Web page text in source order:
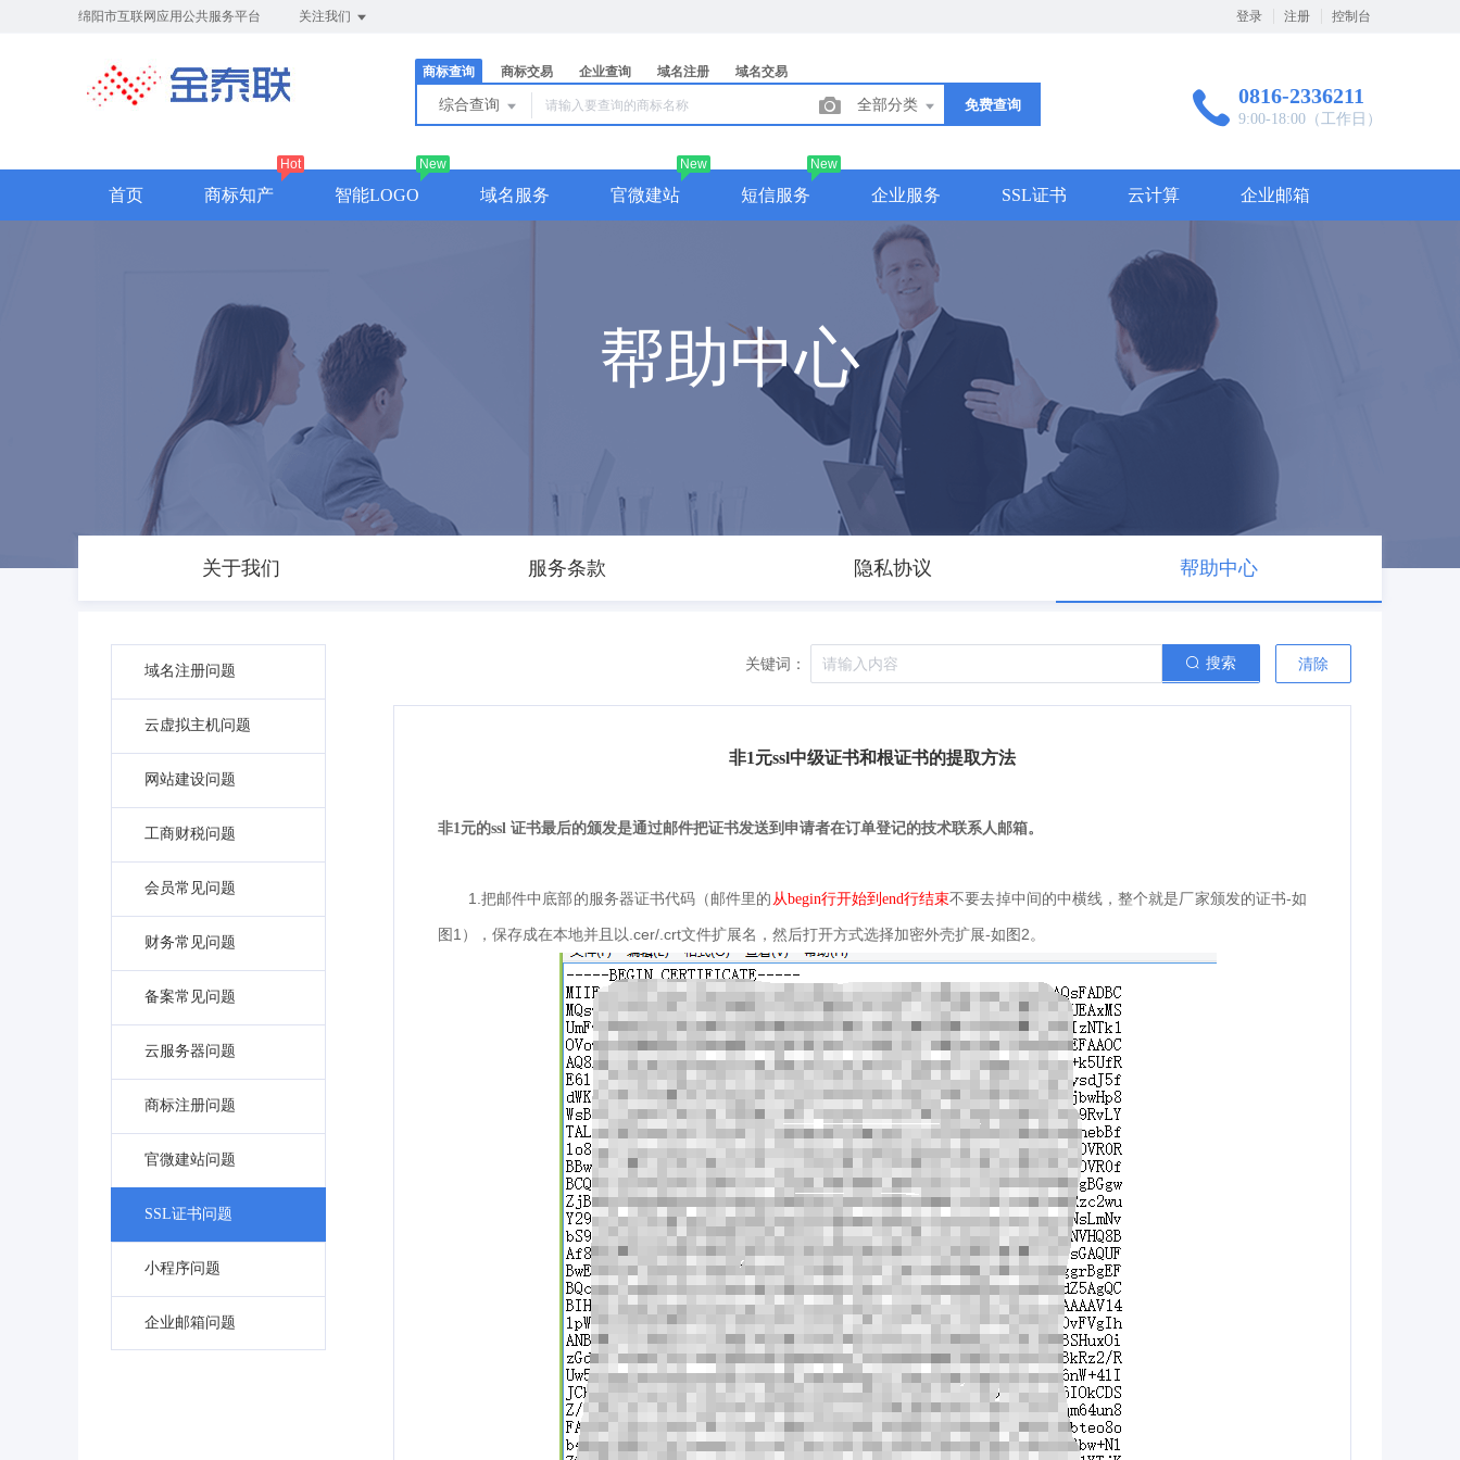
绵阳市互联网应用公共服务平台 关注我们 登录 注册 控制台
商标查询 商标交易 企业查询 域名注册 域名交易
综合查询 全部分类 免费查询 0816-2336211
9:00-18:00（工作日）
首页 商标知产
Hot
智能LOGO
New
域名服务 官微建站
New
短信服务
New
企业服务 SSL证书 云计算 企业邮箱
帮助中心
关于我们 服务条款 隐私协议 帮助中心
域名注册问题
云虚拟主机问题
网站建设问题
工商财税问题
会员常见问题
财务常见问题
备案常见问题
云服务器问题
商标注册问题
官微建站问题
SSL证书问题
小程序问题
企业邮箱问题
关键词： 搜索 清除
非1元ssl中级证书和根证书的提取方法
非1元的ssl 证书最后的颁发是通过邮件把证书发送到申请者在订单登记的技术联系人邮箱。
1.把邮件中底部的服务器证书代码（邮件里的 从begin行开始到 end行结束不要去掉中间的中横线，整个就是厂家颁发的证书-如
图 1 ），保存成在本地并且以.cer/.crt文件扩展名，然后打开方式选择加密外壳扩展-如图 2。